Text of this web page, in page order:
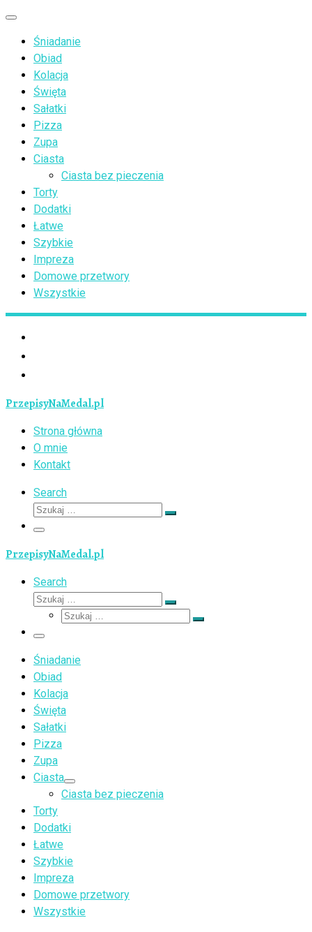
Przejdź
treści
Menu
Śniadanie
Obiad
Kolacja
Święta
Sałatki
Pizza
Zupa
Ciasta
Ciasta bez pieczenia
Torty
Dodatki
Łatwe
Szybkie
Impreza
Domowe przetwory
Wszystkie
PrzepisyNaMedal.pl
Strona główna
O mnie
Kontakt
Search
Szukaj
Szukaj
Menu
PrzepisyNaMedal.pl
Search
Szukaj
Szukaj
Szukaj
Szukaj
Menu
Śniadanie
Obiad
Kolacja
Święta
Sałatki
Pizza
Zupa
Ciasta
Ciasta bez pieczenia
Torty
Dodatki
Łatwe
Szybkie
Impreza
Domowe przetwory
Wszystkie